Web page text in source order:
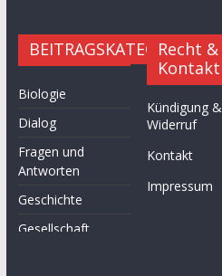
BEITRAGSKATEGORIEN
Biologie
Dialog
Fragen und
Antworten
Geschichte
Gesellschaft
Recht &
Kontakt
Kündigung &
Widerruf
Kontakt
Impressum